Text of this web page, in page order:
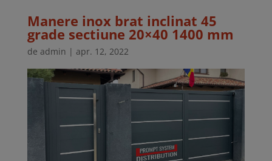
Manere inox brat inclinat 45
grade sectiune 20×40 1400 mm
de admin | apr. 12, 2022